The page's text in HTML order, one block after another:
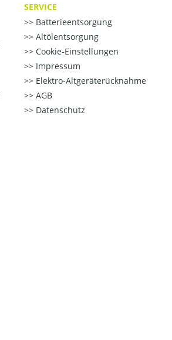
SERVICE
Batterieentsorgung
Altölentsorgung
Cookie-Einstellungen
Impressum
Elektro-Altgeräterücknahme
AGB
Datenschutz